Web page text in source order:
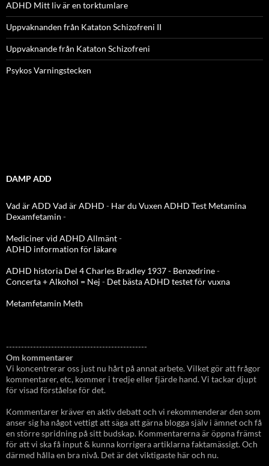
ADHD Mitt liv är en torktumlare
Uppvaknanden från Kataton Schizofreni II
Uppvaknande från Kataton Schizofreni
Psykos Varningstecken
DAMP ADD
Vad är ADD Vad är ADHD - Har du Vuxen ADHD Test Metamina
Dexamfetamin -
Mediciner vid ADHD Allmänt-
ADHD information för läkare
ADHD historia Del 4 Charles Bradley 1937 - Benzedrine-
Concerta + Alkohol = Nej - Det bästa ADHD testet för vuxna
Metamfetamin Meth
-----------------------------------------------
Om kommentarer
Vi koncentrerar oss just nu hårt på annat arbete. Vilket gör att frågor
kommentarer, etc, kommer i tredje eller fjärde hand. Vi tackar djupt
för visad förståelse för det.
Kommentarer kräver en aktiv debatt och vi rekommenderar den som
anser sig ha något vettigt att säga att gärna blogga själv i ämnet och få
en större spridning på sitt budskap. Kommentarerna är öppna främst
för att vi ska få input & kunna korrigera artiklarna faktamässigt. Och
därmed hålla en bra nivå. Det är det viktigaste här och nu.